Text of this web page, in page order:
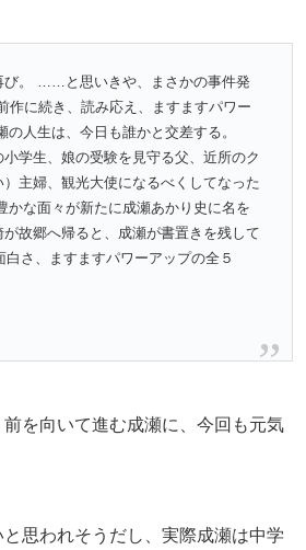
び。 ……と思いきや、まさかの事件発
作に続き、読み応え、ますますパワー
の人生は、今日も誰かと交差する。
小学生、娘の受験を見守る父、近所のク
主婦、観光大使になるべくしてなった
な面々が新たに成瀬あかり史に名を
故郷へ帰ると、成瀬が書置きを残して
さ、ますますパワーアップの全５
を向いて進む成瀬に、今回も元気
思われそうだし、実際成瀬は中学